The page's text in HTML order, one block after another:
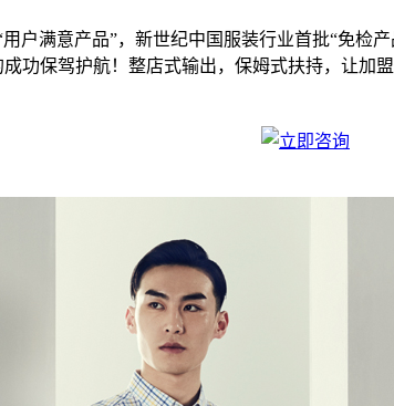
户满意产品”，新世纪中国服装行业首批“免检
功保驾护航！整店式输出，保姆式扶持，让加盟